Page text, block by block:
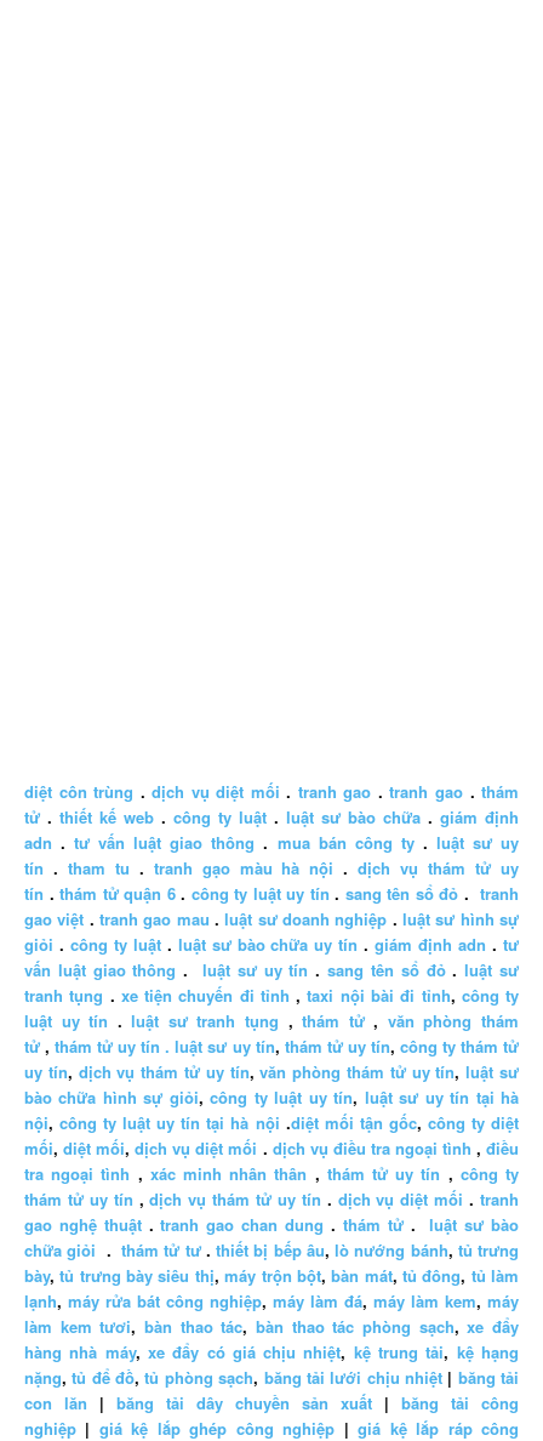
diệt côn trùng .dịch vụ diệt mối . tranh gao .tranh gao .thám
tử . thiết kế web . công ty luật . luật sư bào chữa . giám định
adn .tư vấn luật giao thông . mua bán công ty. luật sư uy
tín . tham tu . tranh gạo màu hà nội .dịch vụ thám tử uy
tín .thám tử quận 6. công ty luật uy tín . sang tên sổ đỏ .tranh
gao việt .tranh gao mau .luật sư doanh nghiệp .luật sư hình sự
giỏi . công ty luật. luật sư bào chữa uy tín .giám định adn .tư
vấn luật giao thông . luật sư uy tín .sang tên sổ đỏ.luật sư
tranh tụng . xe tiện chuyến đi tỉnh ,taxi nội bài đi tỉnh, công ty
luật uy tín .luật sư tranh tụng ,thám tử, văn phòng thám
tử ,thám tử uy tín . luật sư uy tín, thám tử uy tín, công ty thám tử
uy tín, dịch vụ thám tử uy tín,văn phòng thám tử uy tín,luật sư
bào chữa hình sự giỏi,công ty luật uy tín, luật sư uy tín tại hà
nội,công ty luật uy tín tại hà nội .diệt mối tận gốc, công ty diệt
mối,diệt mối,dịch vụ diệt mối . dịch vụ điều tra ngoại tình ,điều
tra ngoại tình , xác minh nhân thân , thám tử uy tín , công ty
thám tử uy tín ,dịch vụ thám tử uy tín . dịch vụ diệt mối .tranh
gao nghệ thuật.tranh gao chan dung . thám tử.luật sư bào
chữa giỏi .thám tử tư.thiết bị bếp âu,lò nướng bánh, tủ trưng
bày,tủ trưng bày siêu thị,máy trộn bột,bàn mát, tủ đông, tủ làm
lạnh, máy rửa bát công nghiệp, máy làm đá, máy làm kem, máy
làm kem tươi,bàn thao tác,bàn thao tác phòng sạch,xe đẩy
hàng nhà máy, xe đẩy có giá chịu nhiệt, kệ trung tải, kệ hạng
nặng,tủ để đồ,tủ phòng sạch, băng tải lưới chịu nhiệt| băng tải
con lăn | băng tải dây chuyền sản xuất | băng tải công
nghiệp | giá kệ lắp ghép công nghiệp |giá kệ lắp ráp công